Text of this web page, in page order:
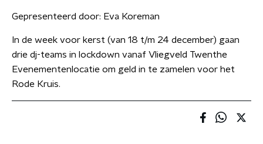
Gepresenteerd door: Eva Koreman
In de week voor kerst (van 18 t/m 24 december) gaan
drie dj-teams in lockdown vanaf Vliegveld Twenthe
Evenementenlocatie om geld in te zamelen voor het
Rode Kruis.